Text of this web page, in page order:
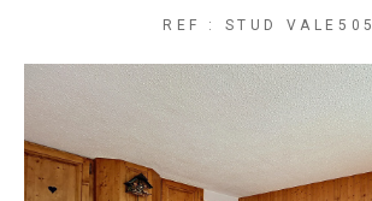
REF : STUD VALE505